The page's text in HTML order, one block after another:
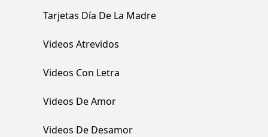
Tarjetas Día De La Madre
Videos Atrevidos
Videos Con Letra
Videos De Amor
Videos De Desamor